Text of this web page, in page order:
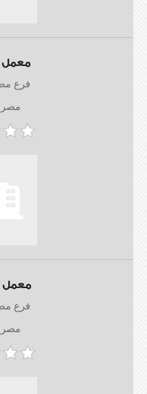
معمل
فرع
مصر
معمل
فرع
مصر